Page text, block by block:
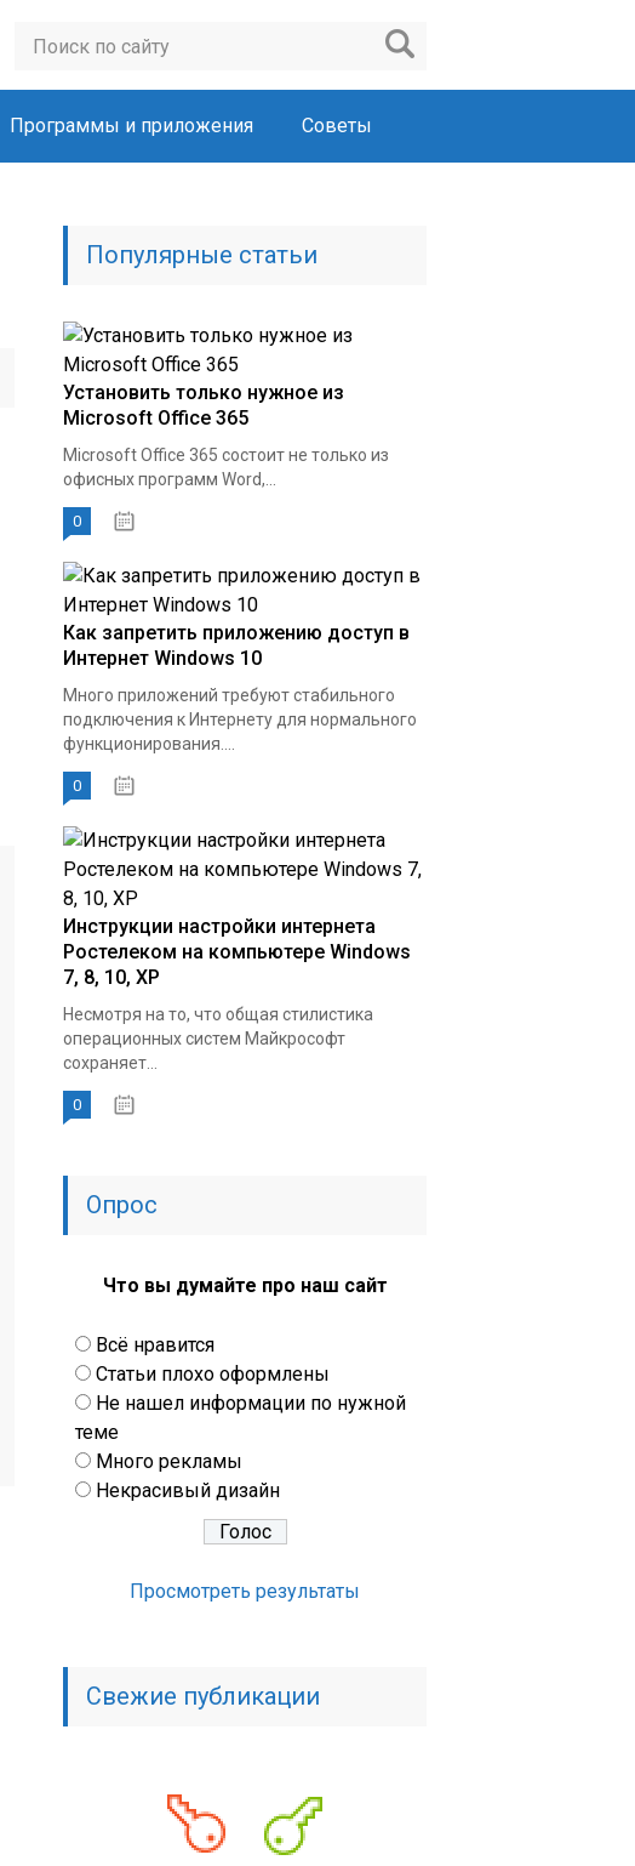
Программы и приложения Советы
Популярные статьи
Установить только нужное из
Microsoft Office 365
Microsoft Office 365 состоит не только из
офисных программ Word,...
0
Как запретить приложению доступ в
Интернет Windows 10
Много приложений требуют стабильного
подключения к Интернету для нормального
функционирования....
0
Инструкции настройки интернета
Ростелеком на компьютере Windows
7, 8, 10, XP
Несмотря на то, что общая стилистика
операционных систем Майкрософт
сохраняет...
0
Опрос
Что вы думайте про наш сайт
Всё нравится
Статьи плохо оформлены
Не нашел информации по нужной
теме
Много рекламы
Некрасивый дизайн
Просмотреть результаты
Свежие публикации